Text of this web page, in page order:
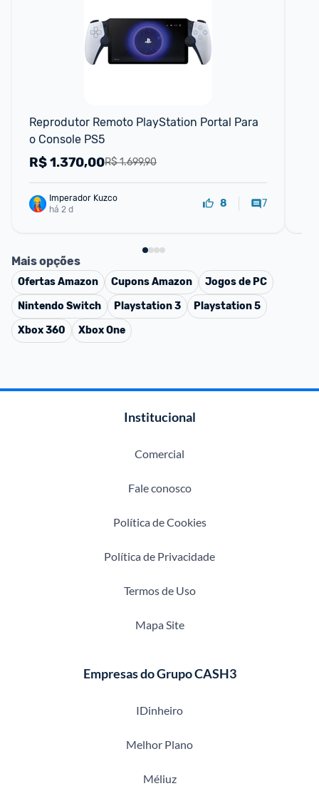
Reprodutor Remoto PlayStation Portal Para
o Console PS5
R$ 1.699,90
R$1.370,00
Imperador Kuzco
há 2 d
8 7
Mais opções
OfertasAmazon CuponsAmazon
Jogos de PC
Nintendo Switch
Playstation 3
Playstation 5
Xbox 360
Xbox One
Institucional
Comercial
Fale conosco
Política de Cookies
Política de Privacidade
Termos de Uso
Mapa Site
Empresas do Grupo CASH3
IDinheiro
Melhor Plano
Méliuz